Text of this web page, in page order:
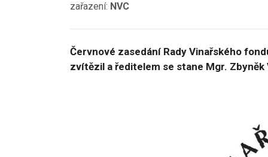
zařazení: NVC
Červnové zasedání Rady Vinařského
zvítězil a ředitelem se stane Mgr.